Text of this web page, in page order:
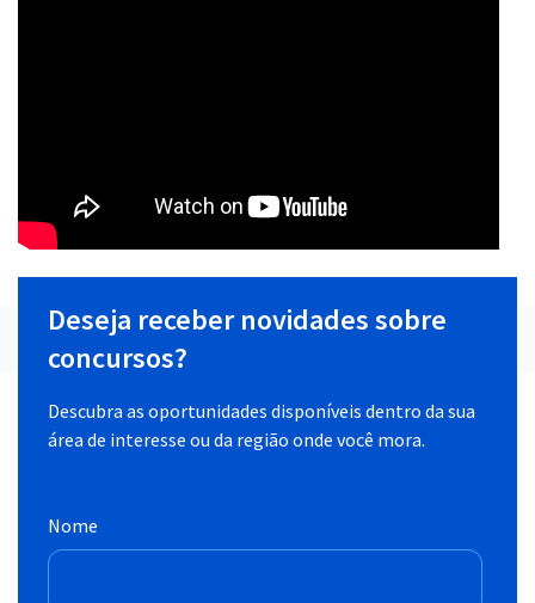
Deseja receber novidades sobre
concursos?
Descubra as oportunidades disponíveis dentro da sua
área de interesse ou da região onde você mora.
Nome